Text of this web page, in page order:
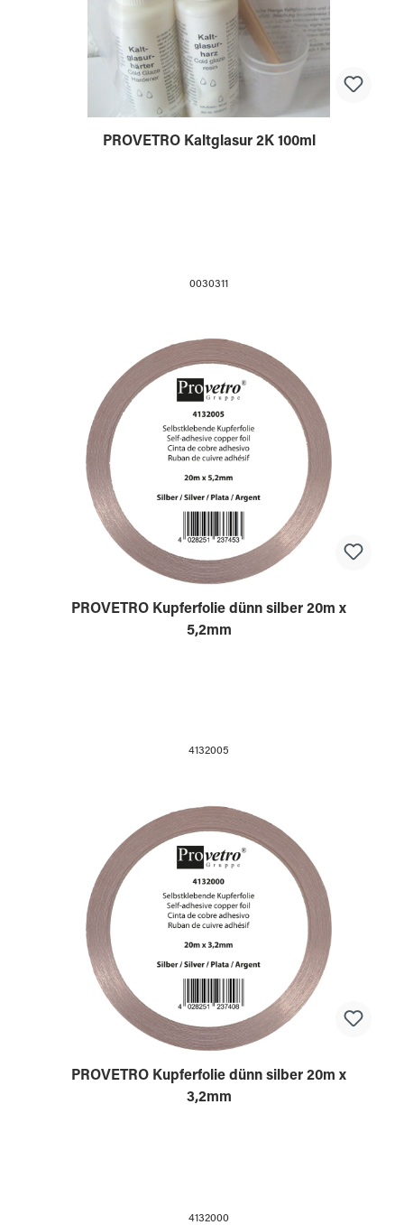
PROVETRO Kaltglasur 2K 100ml
0030311
PROVETRO Kupferfolie dünn silber 20m x
5,2mm
4132005
PROVETRO Kupferfolie dünn silber 20m x
3,2mm
4132000